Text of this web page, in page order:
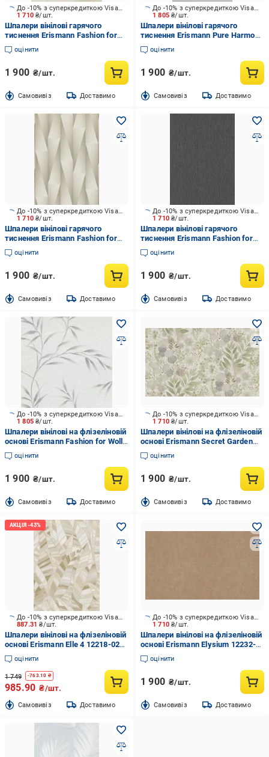
1 710₴/шт.
До -10% з суперкредиткою Visa Вигода
Шпалери вінілові гарячого
тиснення Erismann Fashion for
Wolls 5 12255-02 1,06x10,05 м
оцінити
1 900 ₴/шт.
Cамовивіз Доставимо
1 805₴/шт.
До -10% з суперкредиткою Visa Вигода
Шпалери вінілові гарячого
тиснення Erismann Pure Harmony
12279-01 1,06x10,05 м
оцінити
1 900 ₴/шт.
Cамовивіз Доставимо
1 710₴/шт.
До -10% з суперкредиткою Visa Вигода
Шпалери вінілові гарячого
тиснення Erismann Fashion for
Wolls 5 12254-38 1,06x10,05 м
оцінити
1 900 ₴/шт.
Cамовивіз Доставимо
1 710₴/шт.
До -10% з суперкредиткою Visa Вигода
Шпалери вінілові гарячого
тиснення Erismann Fashion for
Wolls 5 12258-15 1,06x10,05 м
оцінити
1 900 ₴/шт.
Cамовивіз Доставимо
1 805₴/шт.
До -10% з суперкредиткою Visa Вигода
Шпалери вінілові на флізеліновій
основі Erismann Fashion for Wolls
5 12256-31 1,06x10,05 м
оцінити
1 900 ₴/шт.
Cамовивіз Доставимо
1 710₴/шт.
До -10% з суперкредиткою Visa Вигода
Шпалери вінілові на флізеліновій
основі Erismann Secret Garden
12238-35 1,06x10,05 м
оцінити
1 900 ₴/шт.
Cамовивіз Доставимо
887.31₴/шт.
До -10% з суперкредиткою Visa Вигода
Шпалери вінілові на флізеліновій
основі Erismann Elle 4 12218-02
1,06x10,05 м
оцінити
1 749 -763.10 ₴
985.90 ₴/шт.
Cамовивіз Доставимо
1 710₴/шт.
До -10% з суперкредиткою Visa Вигода
Шпалери вінілові на флізеліновій
основі Erismann Elysium 12232-
30 1,06x10,05 м
оцінити
1 900 ₴/шт.
Cамовивіз Доставимо